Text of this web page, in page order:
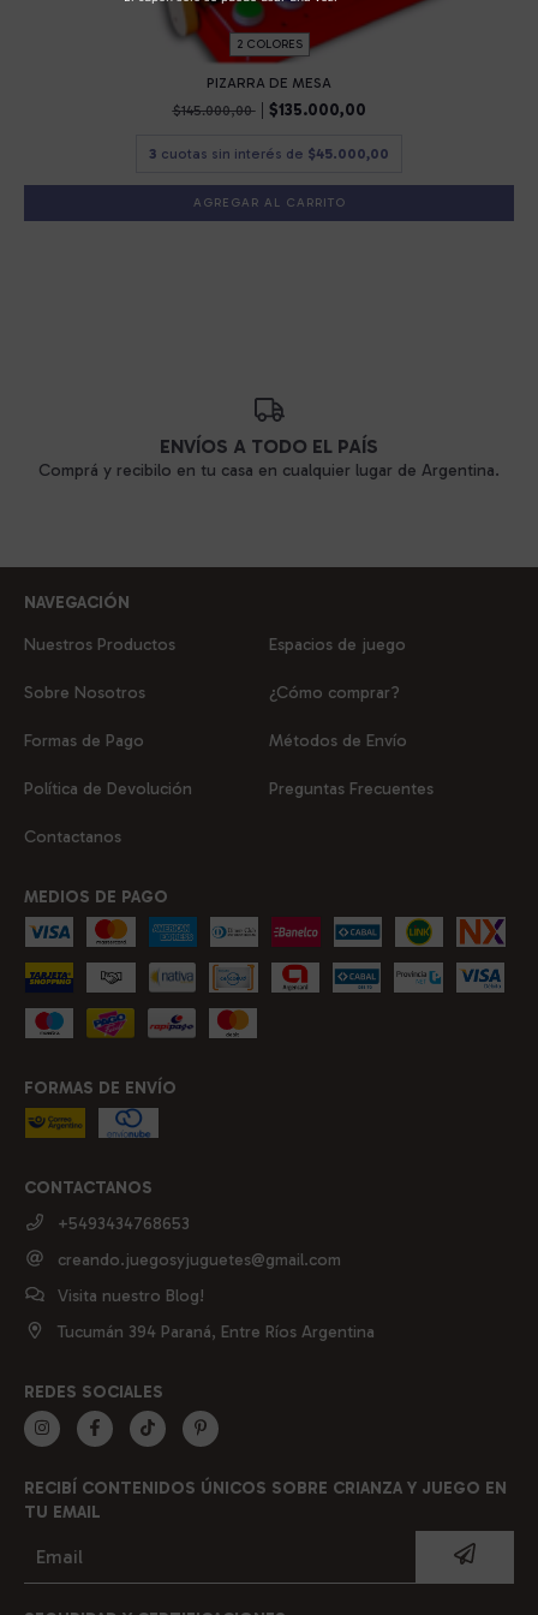
2 COLORES
PIZARRA DE MESA
$145.000,00
$135.000,00
3 cuotas sin interés de $45.000,00
AGREGAR AL CARRITO
ENVÍOS A TODO EL PAÍS
Comprá y recibilo en tu casa en cualquier lugar de Argentina.
NAVEGACIÓN
Nuestros Productos Espacios de juego
Sobre Nosotros ¿Cómo comprar?
Formas de Pago Métodos de Envío
Política de Devolución Preguntas Frecuentes
Contactanos
MEDIOS DE PAGO
FORMAS DE ENVÍO
CONTACTANOS
+5493434768653
creando.juegosyjuguetes@gmail.com
Visita nuestro Blog!
Tucumán 394 Paraná, Entre Ríos Argentina
REDES SOCIALES
RECIBÍ CONTENIDOS ÚNICOS SOBRE CRIANZA Y JUEGO EN
TU EMAIL